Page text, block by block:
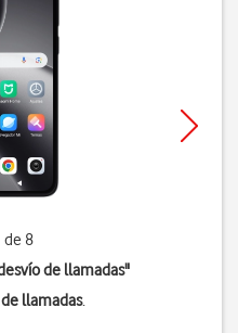
de 8
de llamadas"
llamadas.